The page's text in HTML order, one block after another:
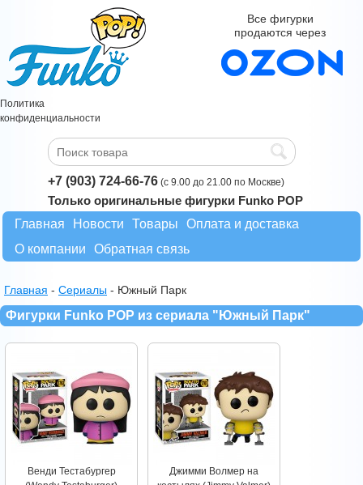
Политика
конфиденциальности
Все фигурки
продаются через
+7 (903) 724-66-76 (с 9.00 до 21.00 по Москве)
Только оригинальные фигурки Funko POP
Главная
Новости Товары
Оплата и доставка
О компании
Обратная связь
Главная - Сериалы - Южный Парк
Фигурки Funko POP из сериала "Южный Парк"
Венди Тестабургер
Джимми Волмер на